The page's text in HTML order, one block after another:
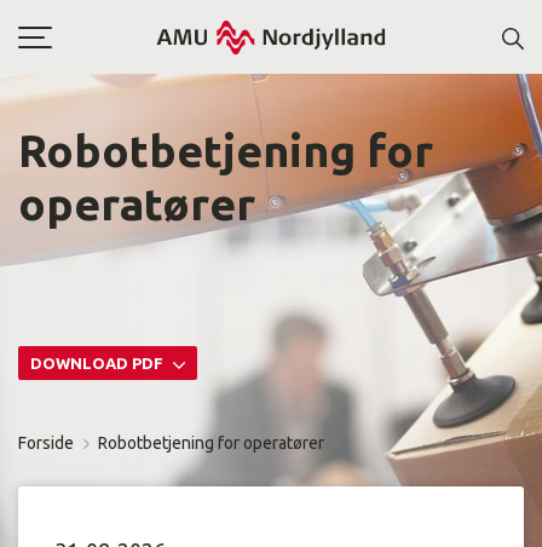
Toggle
Robotbetjening for
operatører
DOWNLOAD PDF
Forside Robotbetjening for operatører